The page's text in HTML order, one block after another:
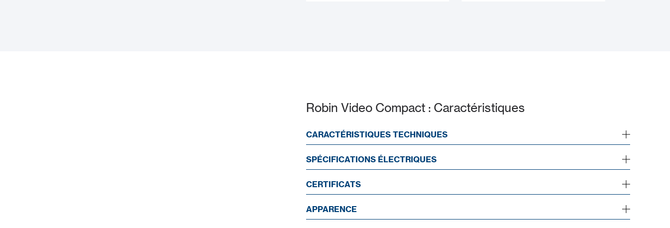
Robin Video Compact : Caractéristiques
CARACTÉRISTIQUES TECHNIQUES
SPÉCIFICATIONS ÉLECTRIQUES
CERTIFICATS
APPARENCE